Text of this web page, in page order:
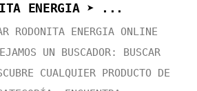
ENERGIA ➤ ...
RODONITA ENERGIA ONLINE
UN BUSCADOR: BUSCAR
CUALQUIER PRODUCTO DE